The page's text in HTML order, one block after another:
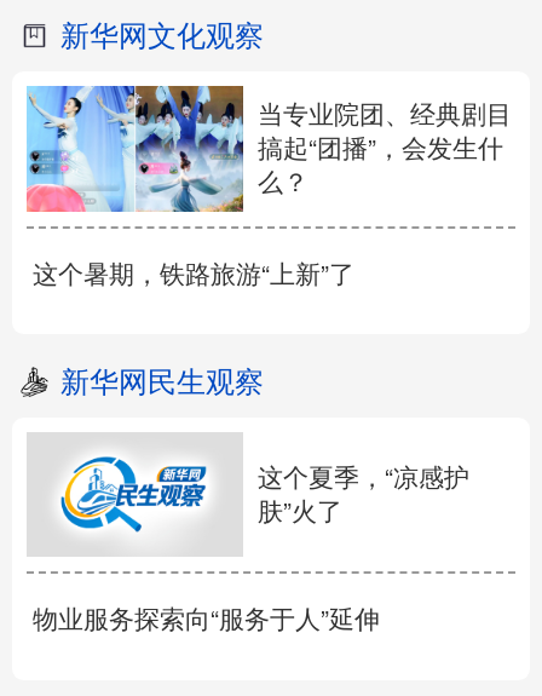
新华网文化观察
当专业院团、经典剧目
搞起“团播”，会发生什
么？
这个暑期，铁路旅游“上新”了
新华网民生观察
这个夏季，“凉感护
肤”火了
物业服务探索向“服务于人”延伸